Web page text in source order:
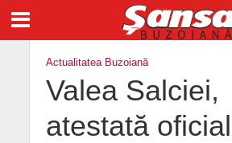
Actualitatea Buzoiană
Valea Salciei,
atestată